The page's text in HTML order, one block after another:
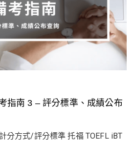
指南 3 – 評分標準、成績公布
分方式/評分標準 托福 TOEFL iBT